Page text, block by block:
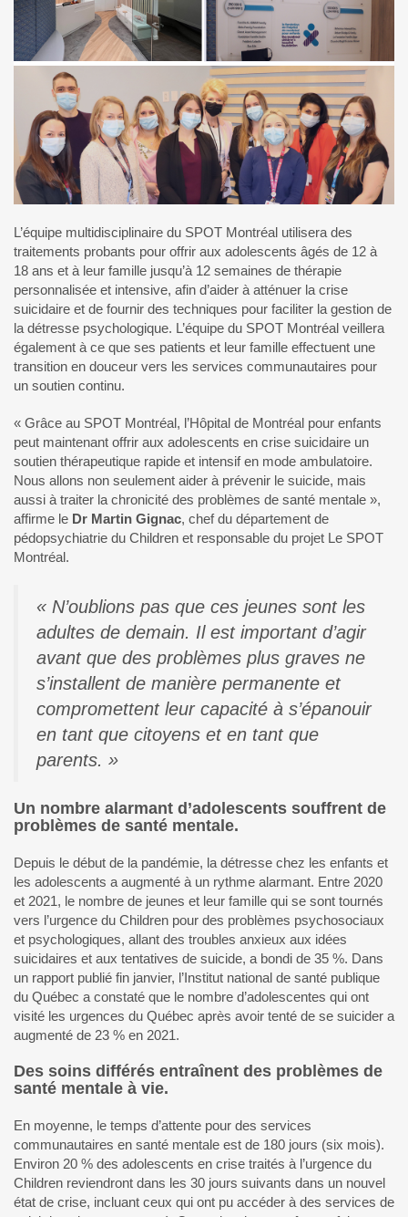
L’équipe multidisciplinaire du SPOT Montréal utilisera des
traitements probants pour offrir aux adolescents âgés de 12 à
18 ans et à leur famille jusqu’à 12 semaines de thérapie
personnalisée et intensive, afin d’aider à atténuer la crise
suicidaire et de fournir des techniques pour faciliter la gestion de
la détresse psychologique. L’équipe du SPOT Montréal veillera
également à ce que ses patients et leur famille effectuent une
transition en douceur vers les services communautaires pour
un soutien continu.
« Grâce au SPOT Montréal, l’Hôpital de Montréal pour enfants
peut maintenant offrir aux adolescents en crise suicidaire un
soutien thérapeutique rapide et intensif en mode ambulatoire.
Nous allons non seulement aider à prévenir le suicide, mais
aussi à traiter la chronicité des problèmes de santé mentale »,
affirme le Dr Martin Gignac, chef du département de
pédopsychiatrie du Children et responsable du projet Le SPOT
Montréal.
« N’oublions pas que ces jeunes sont les
adultes de demain. Il est important d’agir
avant que des problèmes plus graves ne
s’installent de manière permanente et
compromettent leur capacité à s’épanouir
en tant que citoyens et en tant que
parents. »
Un nombre alarmant d’adolescents souffrent de
problèmes de santé mentale.
Depuis le début de la pandémie, la détresse chez les enfants et
les adolescents a augmenté à un rythme alarmant. Entre 2020
et 2021, le nombre de jeunes et leur famille qui se sont tournés
vers l’urgence du Children pour des problèmes psychosociaux
et psychologiques, allant des troubles anxieux aux idées
suicidaires et aux tentatives de suicide, a bondi de 35 %. Dans
un rapport publié fin janvier, l’Institut national de santé publique
du Québec a constaté que le nombre d’adolescentes qui ont
visité les urgences du Québec après avoir tenté de se suicider a
augmenté de 23 % en 2021.
Des soins différés entraînent des problèmes de
santé mentale à vie.
En moyenne, le temps d’attente pour des services
communautaires en santé mentale est de 180 jours (six mois).
Environ 20 % des adolescents en crise traités à l’urgence du
Children reviendront dans les 30 jours suivants dans un nouvel
état de crise, incluant ceux qui ont pu accéder à des services de